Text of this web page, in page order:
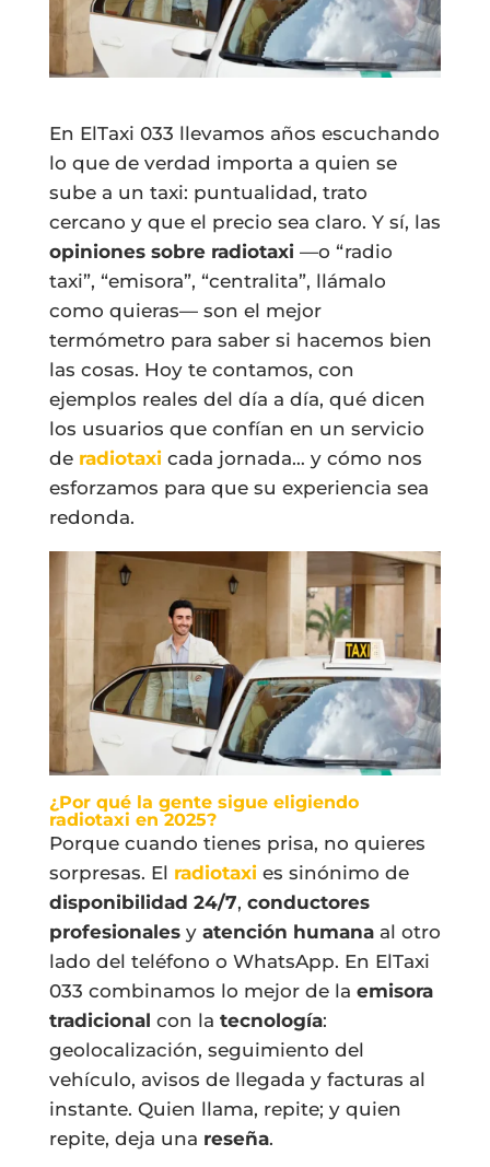
En ElTaxi 033 llevamos años escuchando
lo que de verdad importa a quien se
sube a un taxi: puntualidad, trato
cercano y que el precio sea claro. Y sí, las
opiniones sobre radiotaxi —o “radio
taxi”, “emisora”, “centralita”, llámalo
como quieras— son el mejor
termómetro para saber si hacemos bien
las cosas. Hoy te contamos, con
ejemplos reales del día a día, qué dicen
los usuarios que confían en un servicio
de radiotaxicada jornada… y cómo nos
esforzamos para que su experiencia sea
redonda.
¿Por qué la gente sigue eligiendo
radiotaxi en 2025?
Porque cuando tienes prisa, no quieres
sorpresas. El radiotaxies sinónimo de
disponibilidad 24/7, conductores
profesionalesy atención humanaal otro
lado del teléfono o WhatsApp. En ElTaxi
033 combinamos lo mejor de la emisora
tradicional con la tecnología:
geolocalización, seguimiento del
vehículo, avisos de llegada y facturas al
instante. Quien llama, repite; y quien
repite, deja una reseña.